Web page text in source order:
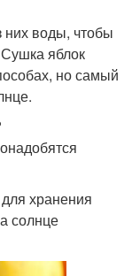
них воды, чтобы
яблок
но самый
хранения
солнце